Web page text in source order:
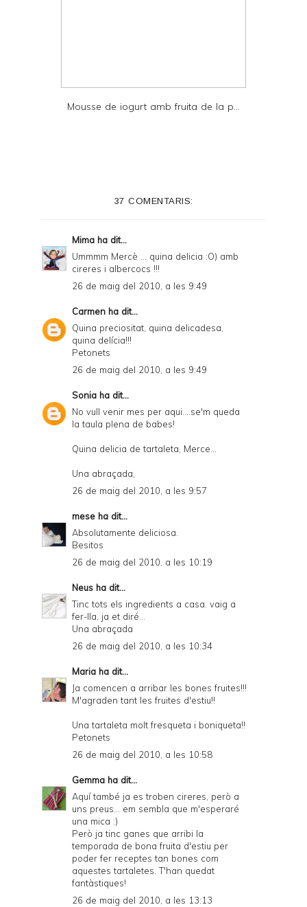
Mousse de iogurt amb fruita de la p...
37 COMENTARIS:
Mima ha dit...
Ummmm Mercè ... quina delicia :O) amb
cireres i albercocs !!!
26 de maig del 2010, a les 9:49
Carmen ha dit...
Quina preciositat, quina delicadesa,
quina delícia!!!
Petonets
26 de maig del 2010, a les 9:49
Sonia ha dit...
No vull venir mes per aqui....se'm queda
la taula plena de babes!
Quina delicia de tartaleta, Merce...
Una abraçada,
26 de maig del 2010, a les 9:57
mese ha dit...
Absolutamente deliciosa.
Besitos
26 de maig del 2010, a les 10:19
Neus ha dit...
Tinc tots els ingredients a casa. vaig a
fer-lla, ja et diré...
Una abraçada
26 de maig del 2010, a les 10:34
Maria ha dit...
Ja comencen a arribar les bones fruites!!!
M'agraden tant les fruites d'estiu!!
Una tartaleta molt fresqueta i boniqueta!!
Petonets
26 de maig del 2010, a les 10:58
Gemma ha dit...
Aquí també ja es troben cireres, però a
uns preus... em sembla que m'esperaré
una mica :)
Però ja tinc ganes que arribi la
temporada de bona fruita d'estiu per
poder fer receptes tan bones com
aquestes tartaletes. T'han quedat
fantàstiques!
26 de maig del 2010, a les 13:13